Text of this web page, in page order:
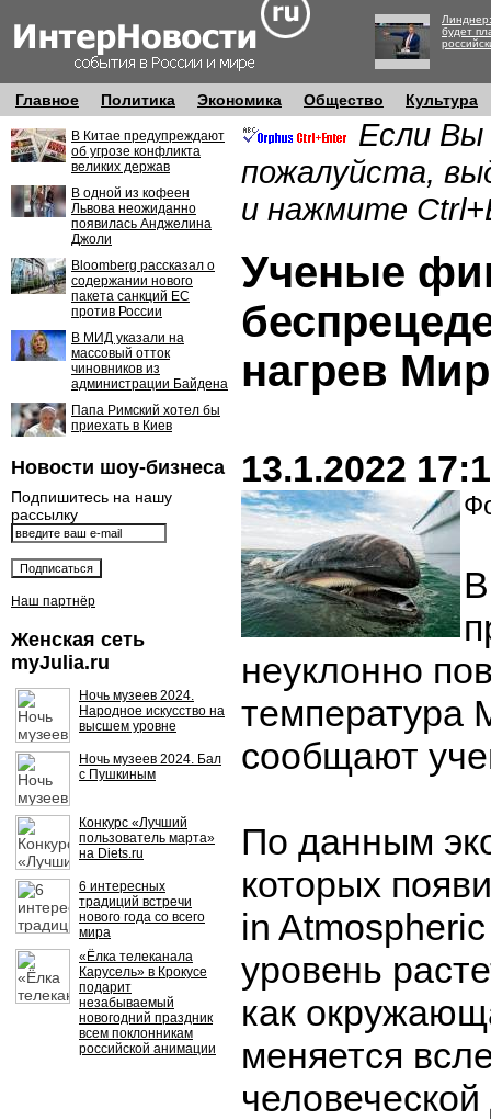
будет
Главное Политика Экономика Общество Культура
В Китае предупреждают
об угрозе конфликта
великих держав
В одной из кофеен
Львова неожиданно
появилась Анджелина
Джоли
Bloomberg рассказал о
содержании нового
пакета санкций ЕС
против России
В МИД указали на
массовый отток
чиновников из
администрации Байдена
Папа Римский хотел бы
приехать в Киев
Новости шоу-бизнеса
Подпишитесь на нашу
рассылку
Наш партнёр
Женская сеть
myJulia.ru
Ночь музеев 2024.
Народное искусство на
высшем уровне
Ночь музеев 2024. Бал
с Пушкиным
Конкурс «Лучший
пользователь марта»
на Diets.ru
6 интересных
традиций встречи
нового года со всего
мира
«Ёлка телеканала
Карусель» в Крокусе
подарит
незабываемый
новогодний праздник
всем поклонникам
российской анимации
Если Вы
пожалуйста,
и нажмите
Ученые
нагрев
13.1.2022
неуклонно
температура
сообщают
По данным
которых
in
уровень
как
меняется